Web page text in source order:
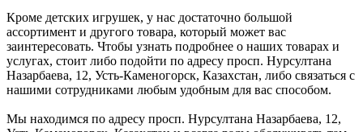
Кроме детских игрушек, у нас достаточно большой
ассортимент и другого товара, который может вас
заинтересовать. Чтобы узнать подробнее о наших товарах и
услугах, стоит либо подойти по адресу просп. Нурсултана
Назарбаева, 12, Усть-Каменогорск, Казахстан, либо связаться с
нашими сотрудниками любым удобным для вас способом.
Мы находимся по адресу просп. Нурсултана Назарбаева, 12,